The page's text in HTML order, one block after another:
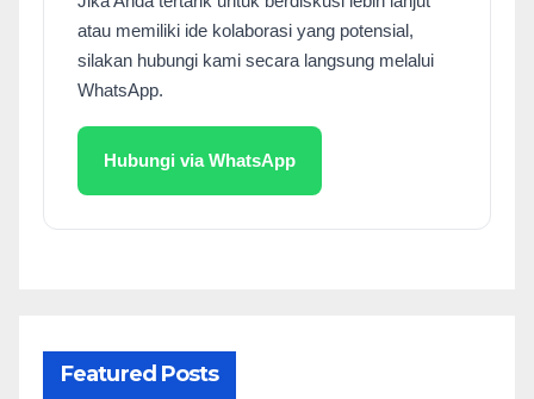
atau memiliki ide kolaborasi yang potensial,
silakan hubungi kami secara langsung melalui
WhatsApp.
Hubungi via WhatsApp
Featured Posts